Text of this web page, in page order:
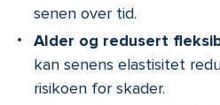
senen over tid.
Alder og redusert
kan senens elastisitet
risikoen for skader.